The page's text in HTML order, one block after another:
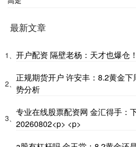
最新文章
1、 开户配资 隔壁老杨：天才也爆仓！
2、
正规期货开户 许安丰：8.2黄金
势分析
3、
专业在线股票配资网 金汇得手：
20260802<p> <p>